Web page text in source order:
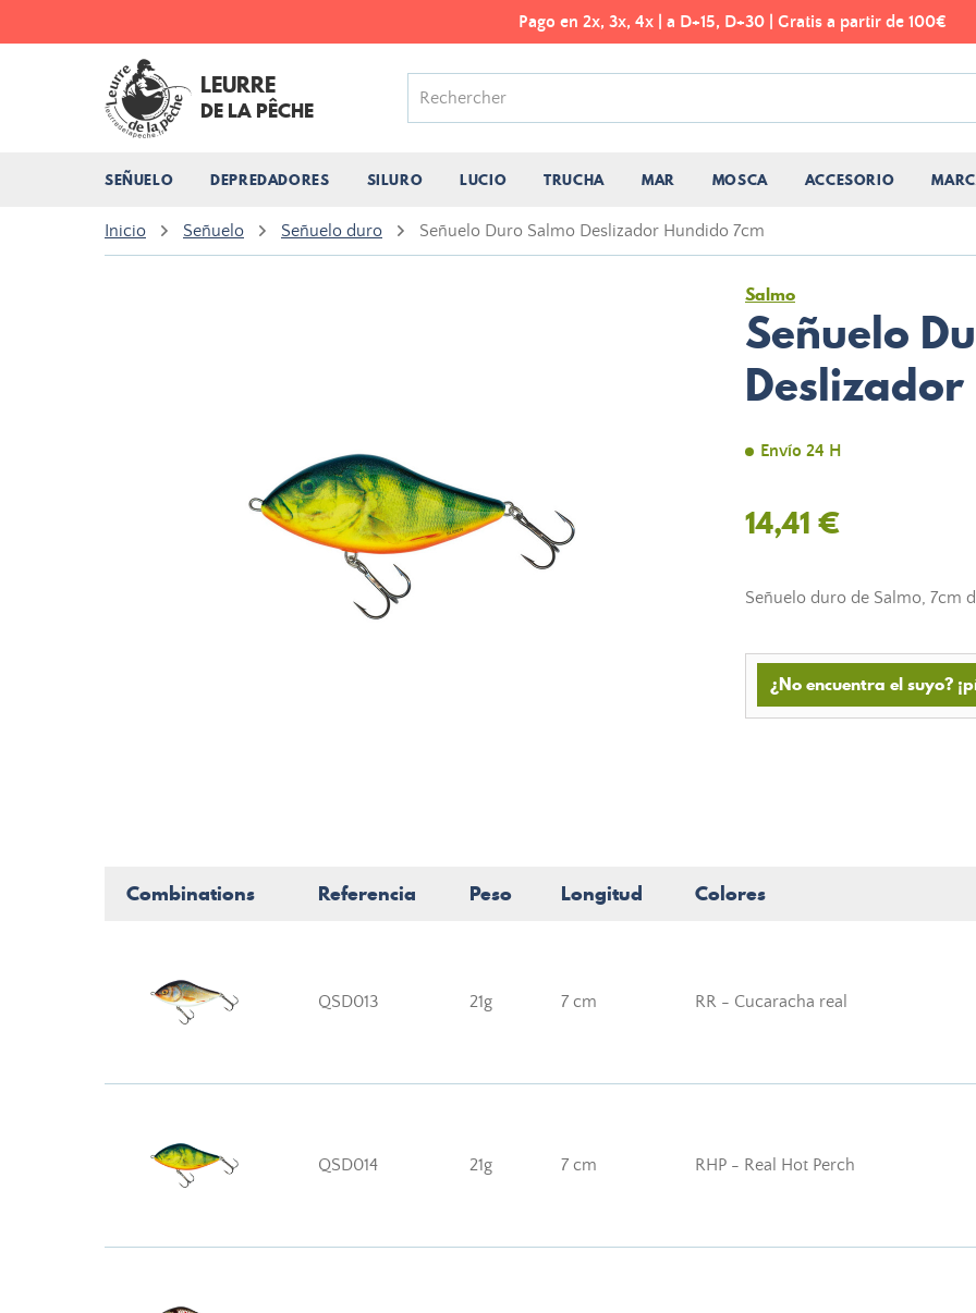
Pago en 2x, 3x, 4x | a D+15, D+30 | Gratis a partir de 100€
LEURRE
DE LA PÊCHE
SEÑUELO DEPREDADORES SILURO LUCIO TRUCHA MAR MOSCA ACCESORIO
Inicio Señuelo Señuelo duro Señuelo Duro Salmo Deslizador Hundido 7cm
Salmo
Señuelo
Envío 24 H
14,41 €
Señuelo duro de Salmo, 7cm
¿No encuentra el suyo?
Combinations Referencia Peso Longitud Colores
QSD013 21g 7 cm RR - Cucaracha real
QSD014 21g 7 cm RHP - Real Hot Perch